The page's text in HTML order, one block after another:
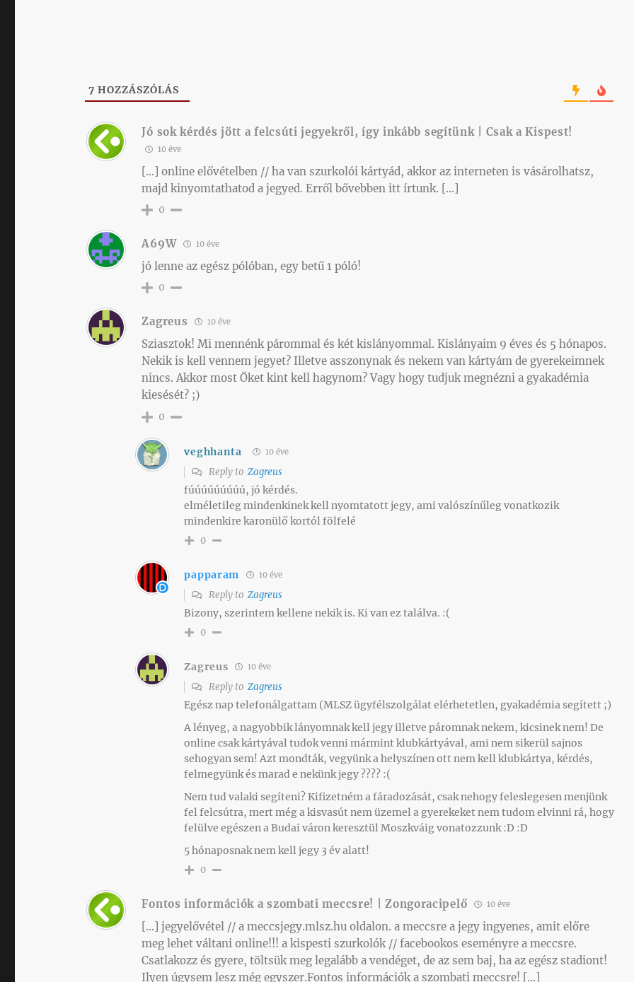
7 HOZZÁSZÓLÁS
Jó sok kérdés jött a felcsúti jegyekről, így inkább segítünk | Csak a Kispest!
10 éve
[…] online elővételben // ha van szurkolói kártyád, akkor az interneten is vásárolhatsz,
majd kinyomtathatod a jegyed. Erről bővebben itt írtunk. […]
0
A69W 10 éve
jó lenne az egész pólóban, egy betű 1 póló!
0
Zagreus 10 éve
Sziasztok! Mi mennénk párommal és két kislányommal. Kislányaim 9 éves és 5 hónapos.
Nekik is kell vennem jegyet? Illetve asszonynak és nekem van kártyám de gyerekeimnek
nincs. Akkor most Őket kint kell hagynom? Vagy hogy tudjuk megnézni a gyakadémia
kiesését? ;)
0
veghhanta 10 éve
Reply toZagreus
fúúúúúúúúú, jó kérdés.
elméletileg mindenkinek kell nyomtatott jegy, ami valószínűleg vonatkozik
mindenkire karonülő kortól fölfelé
0
papparam 10 éve
Reply toZagreus
Bizony, szerintem kellene nekik is. Ki van ez találva. :(
0
Zagreus 10 éve
Reply toZagreus
Egész nap telefonálgattam (MLSZ ügyfélszolgálat elérhetetlen, gyakadémia segített ;)
A lényeg, a nagyobbik lányomnak kell jegy illetve páromnak nekem, kicsinek nem! De
online csak kártyával tudok venni mármint klubkártyával, ami nem sikerül sajnos
sehogyan sem! Azt mondták, vegyünk a helyszínen ott nem kell klubkártya, kérdés,
felmegyünk és marad e nekünk jegy ???? :(
Nem tud valaki segíteni? Kifizetném a fáradozását, csak nehogy feleslegesen menjünk
fel felcsútra, mert még a kisvasút nem üzemel a gyerekeket nem tudom elvinni rá, hogy
felülve egészen a Budai váron keresztül Moszkváig vonatozzunk :D :D
5 hónaposnak nem kell jegy 3 év alatt!
0
Fontos információk a szombati meccsre! | Zongoracipelő 10 éve
[…] jegyelővétel // a meccsjegy.mlsz.hu oldalon. a meccsre a jegy ingyenes, amit előre
meg lehet váltani online!!! a kispesti szurkolók // facebookos eseményre a meccsre.
Csatlakozz és gyere, töltsük meg legalább a vendéget, de az sem baj, ha az egész stadiont!
Ilyen úgysem lesz még egyszer.Fontos információk a szombati meccsre! […]